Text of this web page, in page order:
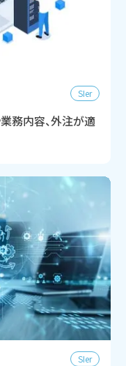
SIer
務内容、外注が適
SIer